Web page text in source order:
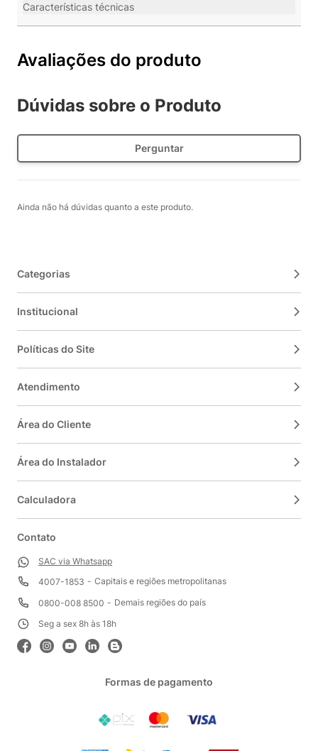
Características técnicas
Avaliações do produto
Dúvidas sobre o Produto
Perguntar
Ainda não há dúvidas quanto a este produto.
Categorias
Institucional
Políticas do Site
Atendimento
Área do Cliente
Área do Instalador
Calculadora
Contato
SAC via Whatsapp
4007-1853
Capitais e regiões metropolitanas
0800-008 8500
Demais regiões do país
Seg a sex 8h às 18h
Formas de pagamento